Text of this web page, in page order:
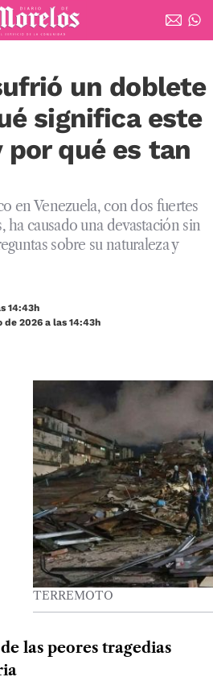
un doblete
significa este
qué es tan
en Venezuela, con dos fuertes
causado una devastación sin
sobre su naturaleza y
14:43h
de 2026 a las 14:43h
TERREMOTO
las peores tragedias